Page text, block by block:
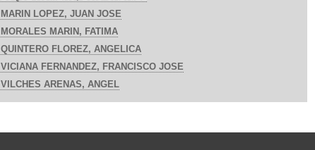
MARIN LOPEZ, JUAN JOSE
MORALES MARIN, FATIMA
QUINTERO FLOREZ, ANGELICA
VICIANA FERNANDEZ, FRANCISCO JOSE
VILCHES ARENAS, ANGEL